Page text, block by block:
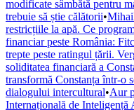
modificate sâmbătă pentru
trebuie să știe călătorii•
restricțiile la apă. Ce
financiar peste România:
trepte peste ratingul țării.
soliditatea financiară a
transformă Constanța într-o
dialogului intercultural•Aur
Internațională de